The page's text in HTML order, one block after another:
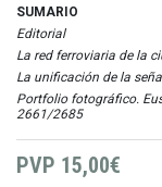
SUMARIO
Editorial
La red ferroviaria de la
La unificación de la
Portfolio fotográfico.
2661/2685
PVP 15,00€